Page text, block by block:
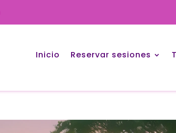
Inicio Reservar sesiones